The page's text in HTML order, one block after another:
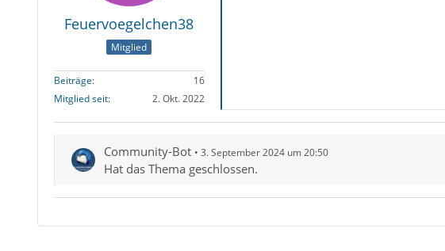
Feuervoegelchen38
Mitglied
Beiträge
16
Mitglied seit
2. Okt. 2022
Community-Bot 3. September 2024 um 20:50
Hat das Thema geschlossen.